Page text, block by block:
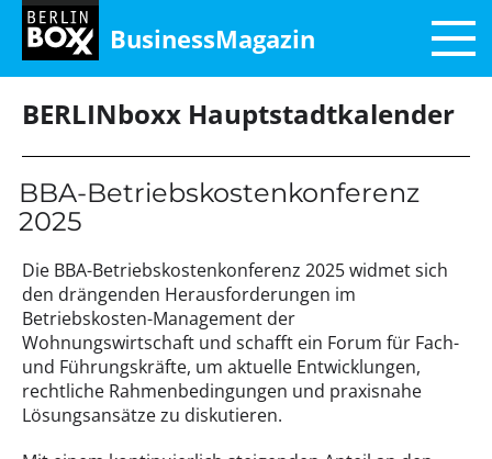
BusinessMagazin
BERLINboxx Hauptstadtkalender
BBA-Betriebskostenkonferenz
2025
Die BBA-Betriebskostenkonferenz 2025 widmet sich
den drängenden Herausforderungen im
Betriebskosten-Management der
Wohnungswirtschaft und schafft ein Forum für Fach-
und Führungskräfte, um aktuelle Entwicklungen,
rechtliche Rahmenbedingungen und praxisnahe
Lösungsansätze zu diskutieren.